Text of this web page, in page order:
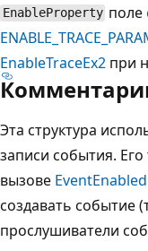
EnableProperty поле
EnableTraceEx2 при
Эта структура
записи события.
вызове EventEnabled
создавать событие
прослушиватели